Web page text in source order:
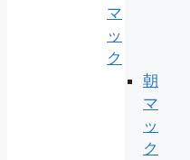
マ
ッ
ク
朝
マ
ッ
ク